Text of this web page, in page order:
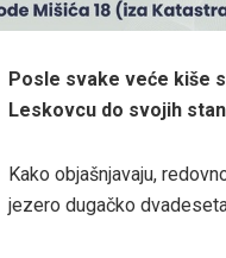
Posle svake veće kiše
Leskovcu do svojih
Kako objašnjavaju,
jezero dugačko